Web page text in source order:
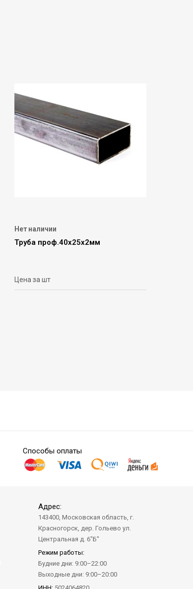
Нет наличии
Труба проф.40х25х2мм
Цена за шт
Способы оплаты
Адрес:
143400, Московская область, г.
Красногорск, дер. Гольево ул.
Центральная д. 6"Б"
Режим работы:
Будние дни: 9:00–22:00
Выходные дни: 9:00–20:00